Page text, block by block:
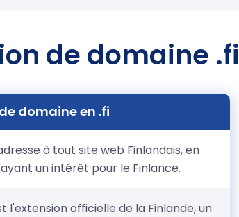
de domaine .fi
domaine en .fi
à tout site web Finlandais, en
un intérêt pour le Finlance.
l'extension officielle de la Finlande, un